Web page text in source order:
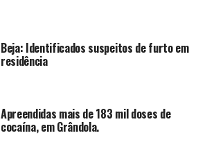
Beja: Identificados suspeitos de furto em
residência
Apreendidas mais de 183 mil doses de
cocaína, em Grândola.